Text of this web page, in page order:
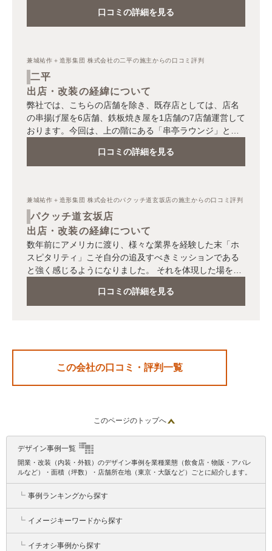
った店舗にした理由としては、お客様に心の底から寛い
で頂けるような完全個室の隠れ家的な空間を作りたいと
たこともあり、出店コストを抑えることは難しかったの
ですが、立地条件等を考えると、プラスになる点の方が
多いです。 今回、こちらのリノベーション物件を利用し
て、とても面白い空間を造ることが出来たと思っていま
す。
口コミの詳細を見る
兼城祐作＋造形集団 株式会社の二平の施主からの口コミ評判
二平
出店・改装の経緯について
弊社では、こちらの店舗を除き、既存店としては、店名
の串揚げ屋を6店舗、鉄板焼き屋を1店舗の7店舗運営して
おります。今回は、上の階にある「串亭ラウンジ」と同
屋のうち、2店舗は恵比寿にあるのですが、どちらも串揚
げ屋なので今まで二次会で利用して頂くお店は他のお店
して、ゆっくりと食事やお酒を楽しんで頂きたいという
思いがあり、バー的な要素も兼ね備えた店舗を出店した
いと考えておりました。 そんな時に、飲食店.COMより
こちらの物件の案内を頂き、立地的にもとても良かった
ので、内見に行かせて頂いたのですが、リノベーション
物件だったため、以前のテナントの造作等は一切なく、
まったくのスケルトン状態でした。 内見に行ったのが10
ると繁忙期の12月前までに店舗を出店することが難しい
点や、出店コストがかかることが予想されたので、当初
形集団の兼城さんと弊社の社長とで、その後もやりとり
をさせて頂いていたのですが、兼城さんが物件のオーナ
ーさんと諸条件等の交渉をして下さったこともあり、立
地条件も良く、店舗の規模的にも丁度良い、こちらの物
お店があるというのは珍しいかもしれませんが、食材の
流通や、スタッフの行き来等を考えると、利便性はとて
も高いと感じています。
口コミの詳細を見る
兼城祐作＋造形集団 株式会社のパクッチ道玄坂店の施主からの口コミ評判
パクッチ道玄坂店
出店・改装の経緯について
数年前にアメリカに渡り、様々な業界を経験した末「ホ
スピタリティ」こそ自分の追及すべきミッションである
と強く感じるようになりました。 それを体現した場を作
でラーメン屋を4店舗経営して実績を積んだ上で、本格的
な自社での出店を決定しました。 出店に向けて動き出し
口コミの詳細を見る
この会社の口コミ・評判一覧
このページのトップへ
デザイン事例一覧
開業・改装（内装・外観）のデザイン事例を業種業態（飲食店・物販・アパレ
ルなど）・面積（坪数）・店舗所在地（東京・大阪など）ごとに紹介します。
┗ 事例ランキングから探す
┗ イメージキーワードから探す
┗ イチオシ事例から探す